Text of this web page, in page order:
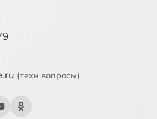
(техн.вопросы)